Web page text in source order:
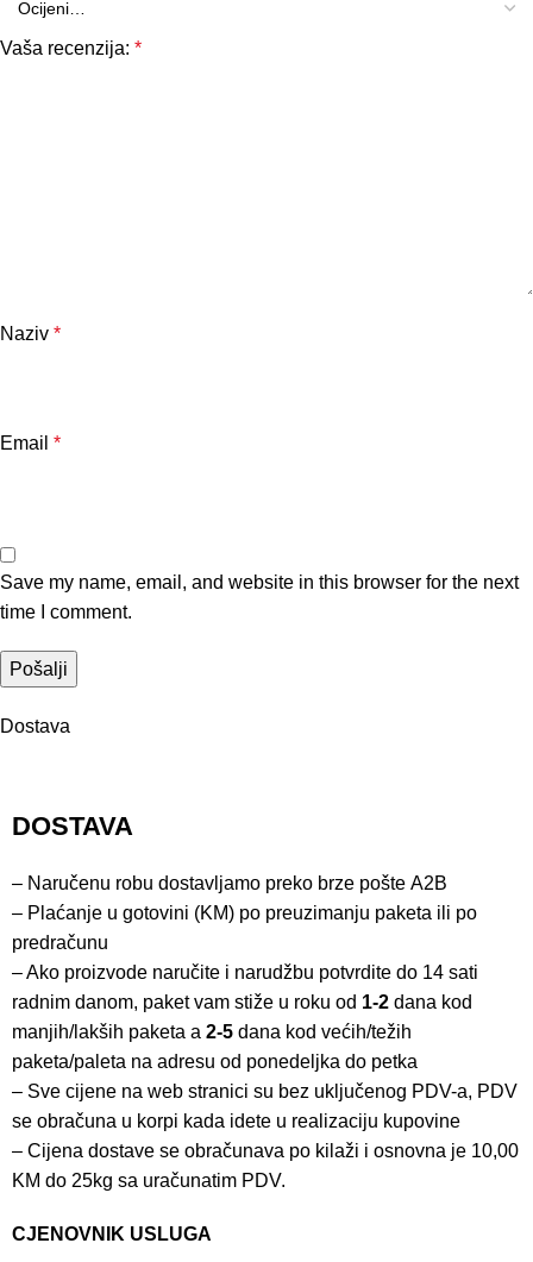
Vaša recenzija: *
Naziv *
Email *
Save my name, email, and website in this browser for the next
time I comment.
Dostava
DOSTAVA
– Naručenu robu dostavljamo preko brze pošte A2B
– Plaćanje u gotovini (KM) po preuzimanju paketa ili po
predračunu
– Ako proizvode naručite i narudžbu potvrdite do 14 sati
radnim danom, paket vam stiže u roku od 1-2 dana kod
manjih/lakših paketa a 2-5 dana kod većih/težih
paketa/paleta na adresu od ponedeljka do petka
– Sve cijene na web stranici su bez uključenog PDV-a, PDV
se obračuna u korpi kada idete u realizaciju kupovine
– Cijena dostave se obračunava po kilaži i osnovna je 10,00
KM do 25kg sa uračunatim PDV.
CJENOVNIK USLUGA